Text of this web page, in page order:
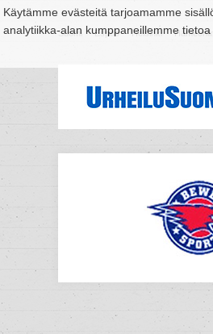
Käytämme evästeitä tarjoamamme
analytiikka-alan kumppaneillemme
Suomi Espoo Helsinki